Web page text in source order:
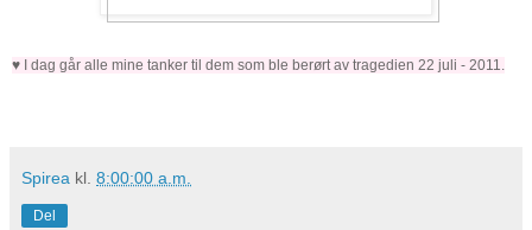
♥ I dag går alle mine tanker til dem som ble berørt av tragedien 22 juli - 2011.
Spirea kl. 8:00:00 a.m.
Del